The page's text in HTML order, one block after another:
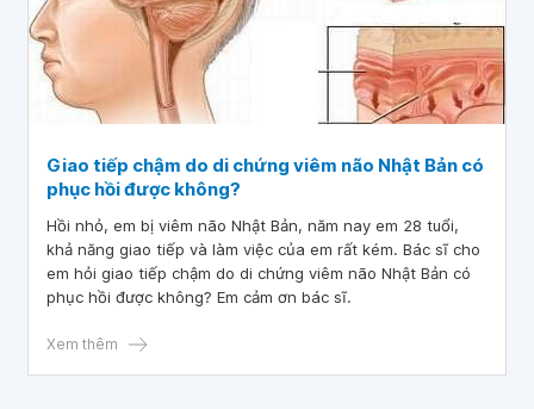
Giao tiếp chậm do di chứng viêm não Nhật Bản có
phục hồi được không?
Hồi nhỏ, em bị viêm não Nhật Bản, năm nay em 28 tuổi,
khả năng giao tiếp và làm việc của em rất kém. Bác sĩ cho
em hỏi giao tiếp chậm do di chứng viêm não Nhật Bản có
phục hồi được không? Em cảm ơn bác sĩ.
Xem thêm